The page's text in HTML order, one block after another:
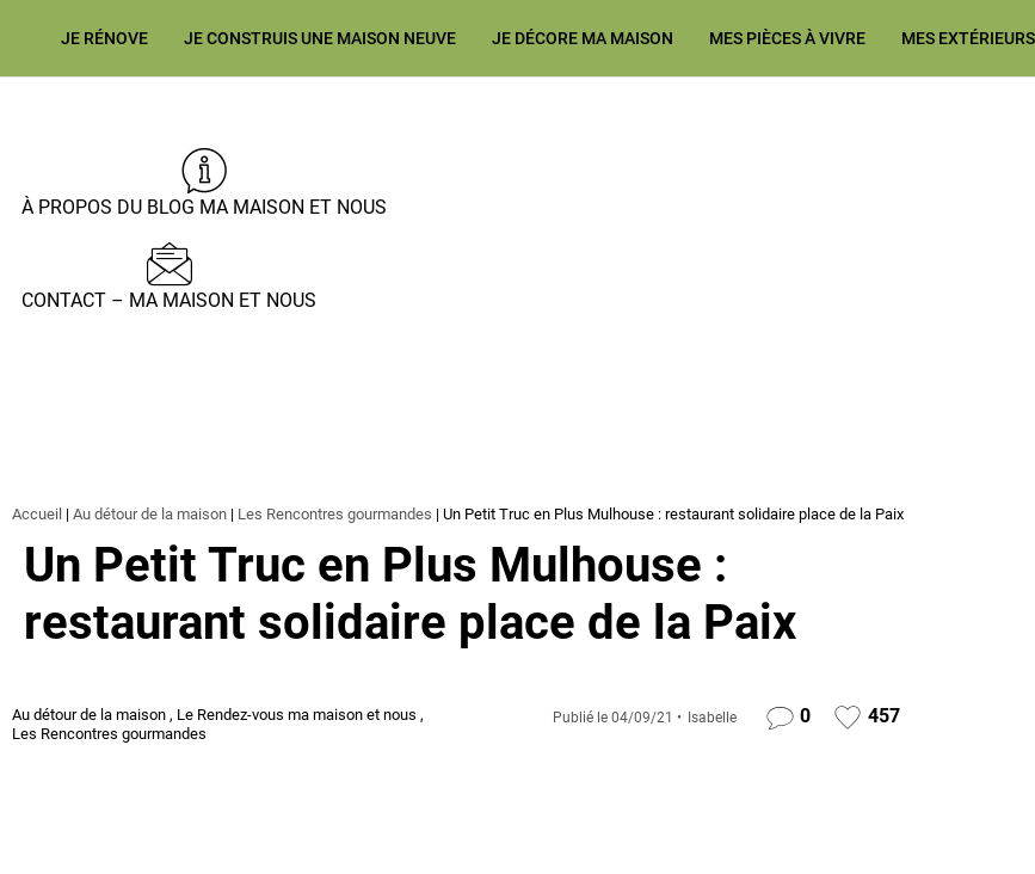
JE RÉNOVE JE CONSTRUIS UNE MAISON NEUVE JE DÉCORE MA MAISON MES PIÈCES À VIVRE MES EXTÉRIEURS
Ma Maison et Nous
À PROPOS DU BLOG MA MAISON ET NOUS
CONTACT – MA MAISON ET NOUS
Accueil | Au détour de la maison | Les Rencontres gourmandes | Un Petit Truc en Plus Mulhouse : restaurant solidaire place de la Paix
Un Petit Truc en Plus Mulhouse :
restaurant solidaire place de la Paix
Au détour de la maison , Le Rendez-vous ma maison et nous ,
Les Rencontres gourmandes
Publié le 04/09/21 Isabelle 0 457